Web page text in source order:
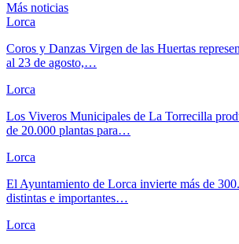
Más noticias
Lorca
Coros y Danzas Virgen de las Huertas
al 23 de agosto,…
Lorca
Los Viveros Municipales de La Torrecilla
de 20.000 plantas para…
Lorca
El Ayuntamiento de Lorca invierte más de
distintas e importantes…
Lorca